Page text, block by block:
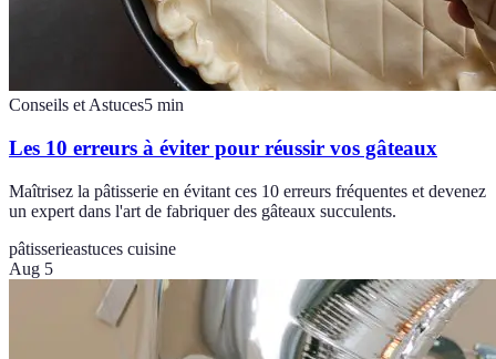
Conseils et Astuces5 min
Les 10 erreurs à éviter pour réussir vos gâteaux
Maîtrisez la pâtisserie en évitant ces 10 erreurs fréquentes et devenez
un expert dans l'art de fabriquer des gâteaux succulents.
pâtisserieastuces cuisine
Aug 5